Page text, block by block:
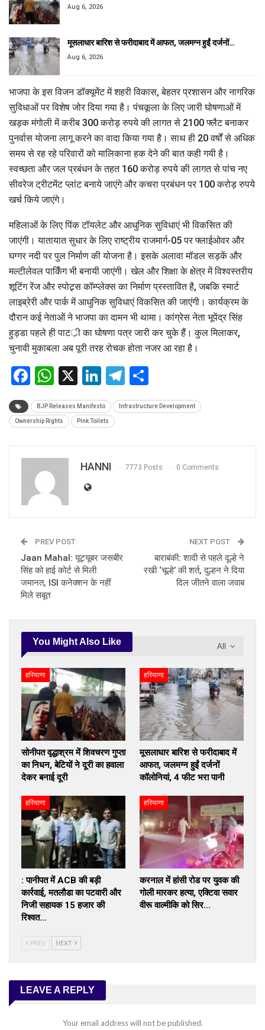
Aug 6, 2026
मूसलाधार बारिश से फरीदाबाद में आफत, जलमग्न हुईं दर्जनों…
Aug 6, 2026
भाजपा के इस विजन डॉक्यूमेंट में शहरी विकास, बेहतर प्रशासन और नागरिक
सुविधाओं पर विशेष जोर दिया गया है। पंचकूला के लिए जारी घोषणाओं में
खड़क मंगोली में करीब 300 करोड़ रुपये की लागत से 2100 फ्लैट बनाकर
पुनर्वास योजना लागू करने का वादा किया गया है। साथ ही 20 वर्षों से अधिक
समय से रह रहे परिवारों को मालिकाना हक देने की बात कही गयी है।
स्वच्छता और जल प्रबंधन के तहत 160 करोड़ रुपये की लागत से पांच नए
सीवरेज ट्रीटमेंट प्लांट बनाये जाएंगे और कचरा प्रबंधन पर 100 करोड़ रुपये
खर्च किये जाएंगे।
महिलाओं के लिए पिंक टॉयलेट और आधुनिक सुविधाएं भी विकसित की
जाएंगी। यातायात सुधार के लिए राष्ट्रीय राजमार्ग-05 पर फ्लाईओवर और
घग्गर नदी पर पुल निर्माण की योजना है। इसके अलावा मॉडल सड़कें और
मल्टीलेवल पार्किंग भी बनायी जाएंगी। खेल और शिक्षा के क्षेत्र में विश्वस्तरीय
शूटिंग रेंज और स्पोट्र्स कॉम्प्लेक्स का निर्माण प्रस्तावित है, जबकि स्मार्ट
लाइब्रेरी और पार्क में आधुनिक सुविधाएं विकसित की जाएंगी। कार्यक्रम के
दौरान कई नेताओं ने भाजपा का दामन भी थामा। कांग्रेस नेता भूपेंद्र सिंह
हुड्डा पहले ही पाटर्ी का घोषणा पत्र जारी कर चुके हैं। कुल मिलाकर,
चुनावी मुकाबला अब पूरी तरह रोचक होता नजर आ रहा है।
Facebook
WhatsApp
X LinkedIn
Telegram
BJP Releases Manifesto Infrastructure Development
Ownership Rights Pink Toilets
HANNI 7773 Posts 0 Comments
PREV POST
Jaan Mahal: यूट्यूबर जसबीर
सिंह को हाई कोर्ट से मिली
जमानत, ISI कनेक्शन के नहीं
मिले सबूत
NEXT POST
बाराबंकी: शादी से पहले दूल्हे ने
रखी ‘चूल्हे’ की शर्त, दुल्हन ने दिया
दिल जीतने वाला जवाब
All
You Might Also Like
हरियाणा
सोनीपत वृद्धाश्रम में शिवचरण गुप्ता
का निधन, बेटियों ने दूरी का हवाला
देकर बनाई दूरी
हरियाणा
मूसलाधार बारिश से फरीदाबाद में
आफत, जलमग्न हुईं दर्जनों
कॉलोनियां, 4 फीट भरा पानी
हरियाणा
: पानीपत में ACB की बड़ी
कार्रवाई, मतलौडा का पटवारी और
निजी सहायक ₹15 हजार की
रिश्वत…
हरियाणा
करनाल में हांसी रोड पर युवक की
गोली मारकर हत्या, एक्टिवा सवार
वीरू वाल्मीकि को सिर…
PREV NEXT
LEAVE A REPLY
Your email address will not be published.